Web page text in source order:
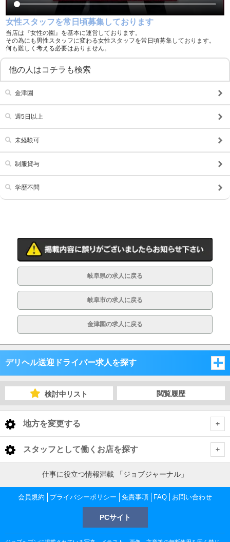
WEB面接OK 在宅ワーク可
オフィス内分煙・禁煙
即日採用合否通達可
女性スタッフを常日頃募集しております
当店は『女性の園』を基本に運営しております。
その為にも男性スタッフに変わる女性スタッフを常日頃募集しております。
何も難しく考える必要はありません。
他の人はコチラも検索
金津園
週5日以上
未経験可
制服貸与
学歴不問
岐阜県の求人に戻る
岐阜市の求人に戻る
金津園の求人に戻る
デリヘル送迎ドライバー求人を探す
愛知県
名古屋市 デリヘル送迎ドライバー
名古屋駅・中村・西区 デリヘル送迎ドライバー
三河
三河 デリヘル送迎ドライバー
岐阜市
岐阜市 デリヘル送迎ドライバー
三重県 デリヘル送迎ドライバー
静岡県 デリヘル送迎ドライバー
検討中リスト 閲覧履歴
地方を変更する
< 全国トップ
北海道 男性高収入
東北 男性高収入
南関東 男性高収入
甲信越 男性高収入
スタッフとして働くお店を探す
愛知県
愛知 男性高収入
錦 男性高収入
岐阜県
仕事に役立つ情報満載 「ジョブジャーナル」
会員規約 プライバシーポリシー 免責事項 FAQ お問い合わせ
PCサイト